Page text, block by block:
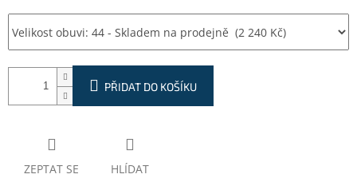
PŘIDAT DO KOŠÍKU
ZEPTAT SE HLÍDAT